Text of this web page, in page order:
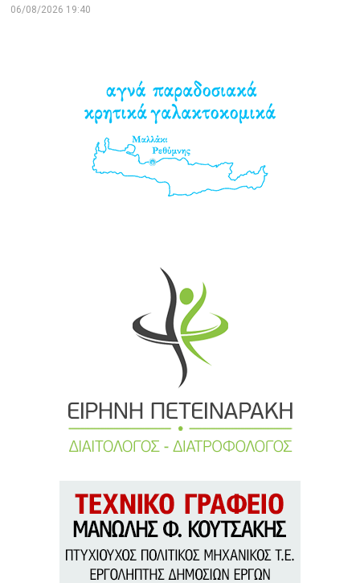
06/08/2026 19:40